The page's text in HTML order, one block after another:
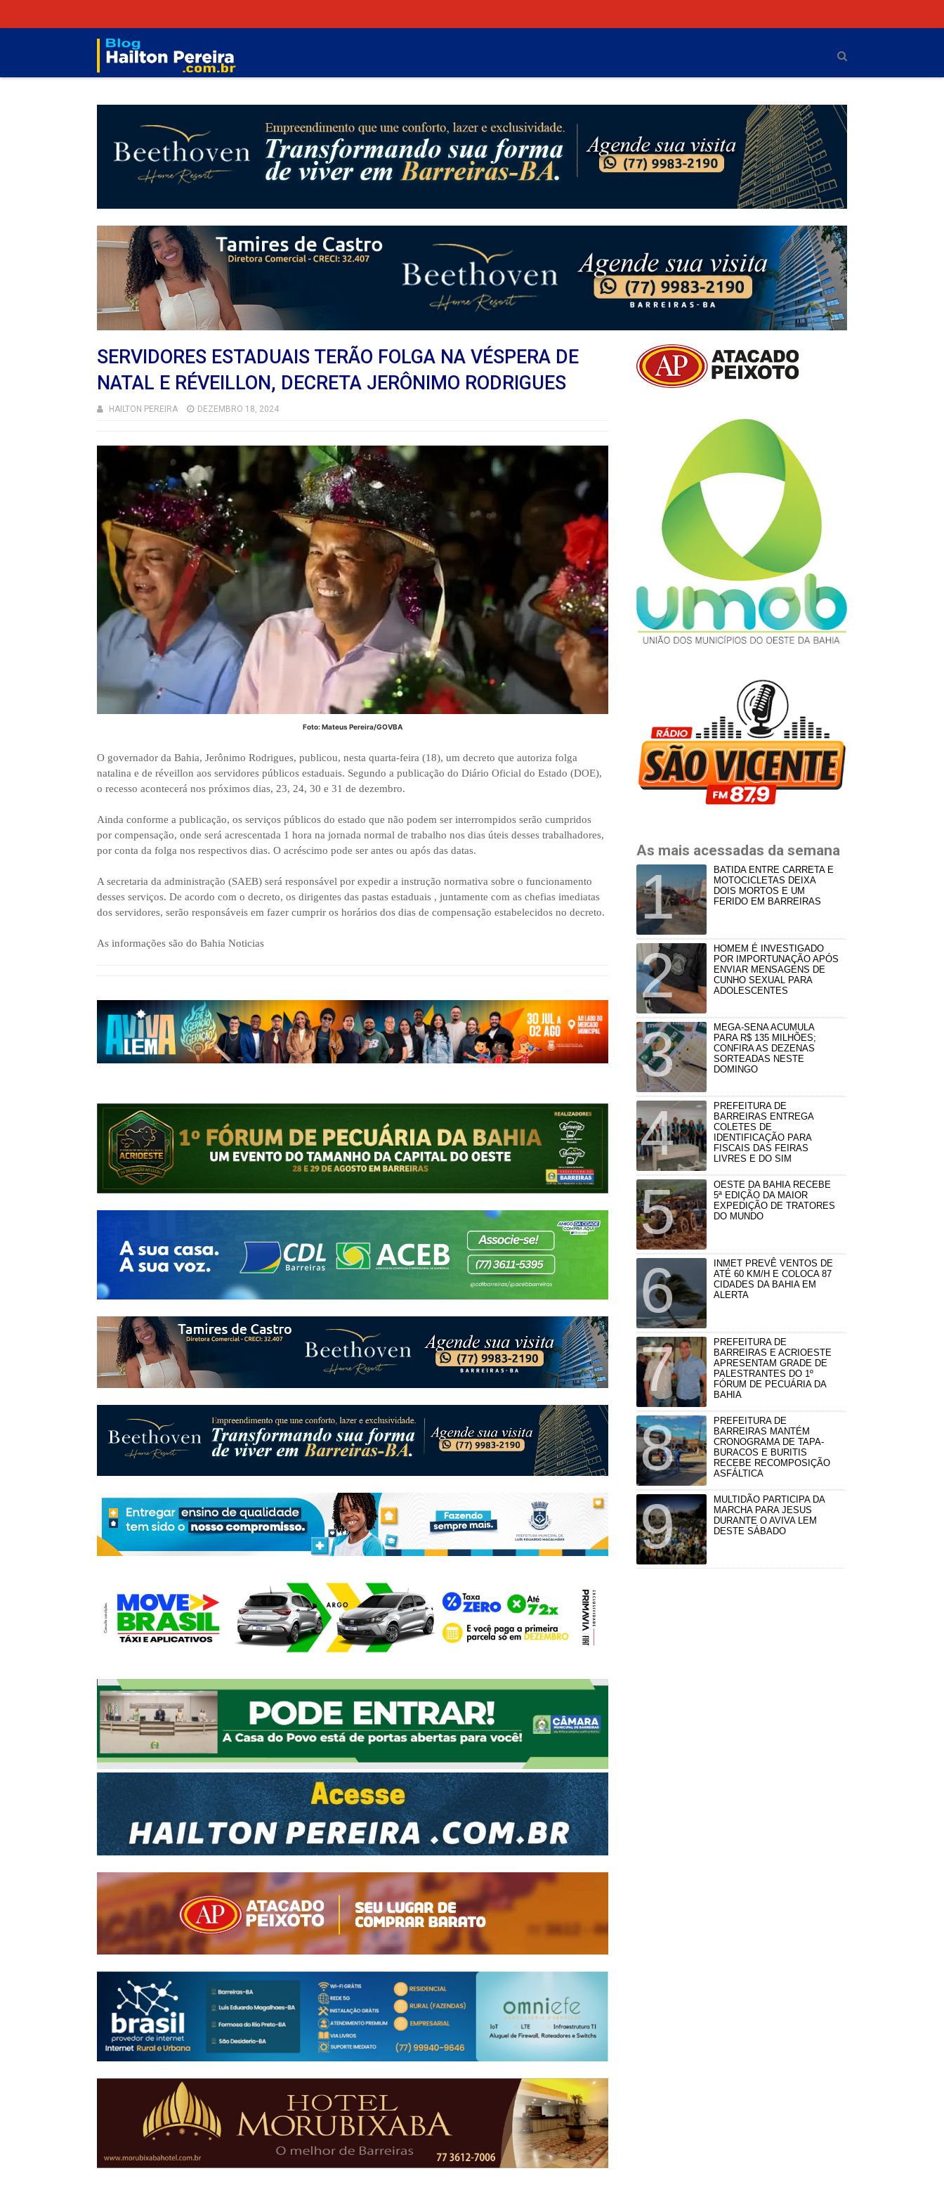
SERVIDORES ESTADUAIS TERÃO FOLGA NA VÉSPERA DE
NATAL E RÉVEILLON, DECRETA JERÔNIMO RODRIGUES
HAILTON PEREIRA DEZEMBRO 18, 2024
Foto: Mateus Pereira/GOVBA
O governador da Bahia, Jerônimo Rodrigues, publicou, nesta quarta-feira (18), um decreto que autoriza folga
natalina e de réveillon aos servidores públicos estaduais. Segundo a publicação do Diário Oficial do Estado (DOE),
o recesso acontecerá nos próximos dias, 23, 24, 30 e 31 de dezembro.
Ainda conforme a publicação, os serviços públicos do estado que não podem ser interrompidos serão cumpridos
por compensação, onde será acrescentada 1 hora na jornada normal de trabalho nos dias úteis desses trabalhadores,
por conta da folga nos respectivos dias. O acréscimo pode ser antes ou após das datas.
A secretaria da administração (SAEB) será responsável por expedir a instrução normativa sobre o funcionamento
desses serviços. De acordo com o decreto, os dirigentes das pastas estaduais , juntamente com as chefias imediatas
dos servidores, serão responsáveis em fazer cumprir os horários dos dias de compensação estabelecidos no decreto.
As informações são do Bahia Noticias
As mais acessadas da semana
BATIDA ENTRE CARRETA E
MOTOCICLETAS DEIXA
DOIS MORTOS E UM
FERIDO EM BARREIRAS
HOMEM É INVESTIGADO
POR IMPORTUNAÇÃO APÓS
ENVIAR MENSAGENS DE
CUNHO SEXUAL PARA
ADOLESCENTES
MEGA-SENA ACUMULA
PARA R$ 135 MILHÕES;
CONFIRA AS DEZENAS
SORTEADAS NESTE
DOMINGO
PREFEITURA DE
BARREIRAS ENTREGA
COLETES DE
IDENTIFICAÇÃO PARA
FISCAIS DAS FEIRAS
LIVRES E DO SIM
OESTE DA BAHIA RECEBE
5ª EDIÇÃO DA MAIOR
EXPEDIÇÃO DE TRATORES
DO MUNDO
INMET PREVÊ VENTOS DE
ATÉ 60 KM/H E COLOCA 87
CIDADES DA BAHIA EM
ALERTA
PREFEITURA DE
BARREIRAS E ACRIOESTE
APRESENTAM GRADE DE
PALESTRANTES DO 1º
FÓRUM DE PECUÁRIA DA
BAHIA
PREFEITURA DE
BARREIRAS MANTÉM
CRONOGRAMA DE TAPA-
BURACOS E BURITIS
RECEBE RECOMPOSIÇÃO
ASFÁLTICA
MULTIDÃO PARTICIPA DA
MARCHA PARA JESUS
DURANTE O AVIVA LEM
DESTE SÁBADO